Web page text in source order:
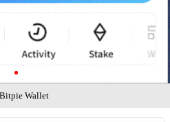
Bitpie Wallet